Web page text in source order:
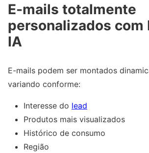
E-mails totalmente
personalizados com
IA
E-mails podem ser montados
variando conforme:
Interesse do lead
Produtos mais visualizados
Histórico de consumo
Região